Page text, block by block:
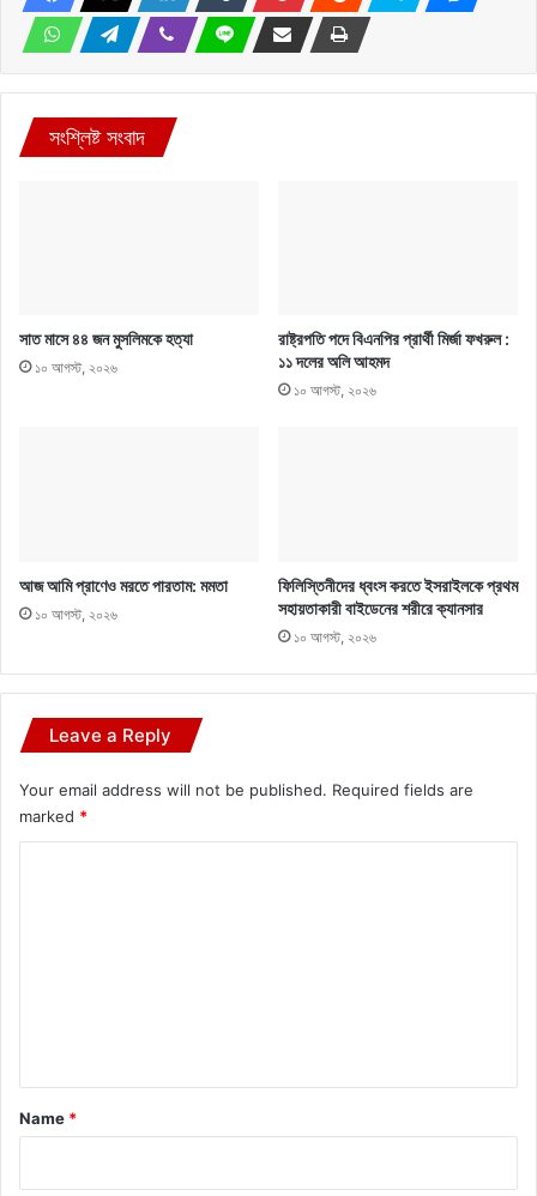
সংশ্লিষ্ট সংবাদ
সাত মাসে ৪৪ জন মুসলিমকে হত্যা
১০ আগস্ট, ২০২৬
রাষ্ট্রপতি পদে বিএনপির প্রার্থী মির্জা ফখরুল :
১১ দলের অলি আহমদ
১০ আগস্ট, ২০২৬
আজ আমি প্রাণেও মরতে পারতাম: মমতা
১০ আগস্ট, ২০২৬
ফিলিস্তিনীদের ধ্বংস করতে ইসরাইলকে প্রথম
সহায়তাকারী বাইডেনের শরীরে ক্যানসার
১০ আগস্ট, ২০২৬
Leave a Reply
Your email address will not be published. Required fields are
marked *
*
Name *